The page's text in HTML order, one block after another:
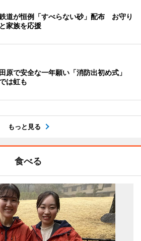
道が恒例「すべらない砂」配布 お守り
家族を応援
原で安全な一年願い「消防出初め式」
は虹も
もっと見る
食べる